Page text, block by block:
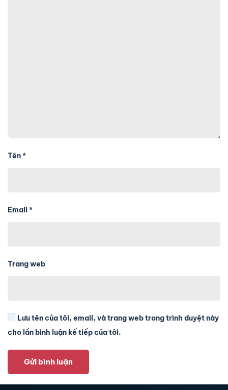
Tên*
Email *
Trang web
Lưu tên của tôi, email, và trang web trong trình duyệt này
cho lần bình luận kế tiếp của tôi.
Gửi bình luận